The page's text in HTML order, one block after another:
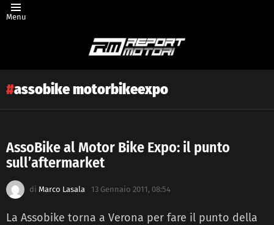
Menu
assobike motorbikeexpo
Latest
story
AssoBike al Motor Bike Expo: il punto
sull’aftermarket
di Marco Lasala 13 Gennaio 2011, 08:54
La Assobike torna a Verona per fare il punto della